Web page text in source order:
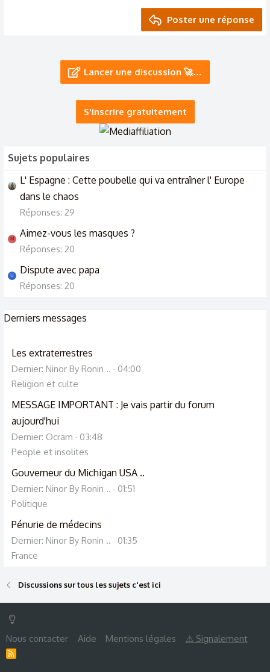
Poster une réponse
Lancer une discussion 🚀…
S'inscrire gratuitement
Sujets populaires
L' Espagne : Cette poubelle qui va entraîner l' Europe
dans le chaos
Réponses: 29
M Aimez-vous les masques ?
Réponses: 20
U Dispute avec papa
Réponses: 20
Derniers messages
Les extraterrestres
Dernier: Ninor By Ronin ..
04:00
Religion et culte
MESSAGE IMPORTANT : Je vais partir du forum
aujourd'hui
Dernier: Ocram
03:48
People et insolites
Gouverneur du Michigan USA ..
Dernier: Ninor By Ronin ..
01:51
Politique
Pénurie de médecins
Dernier: Ninor By Ronin ..
01:35
France
Discussions sur tous les sujets c'est ici
Nous contacter Aide Mentions légales ⚠ Signalement